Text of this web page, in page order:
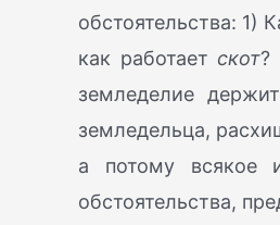
обстоятельства: 1)
как работает скот?
земледелие
земледельца,
а потому всякое
обстоятельства,